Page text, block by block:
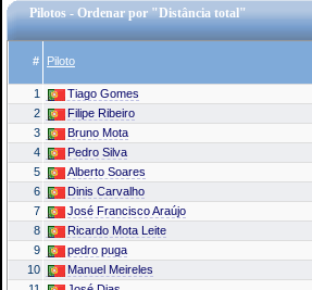
Pilotos - Ordenar por "Distância total"
# Piloto
1
Tiago Gomes
2
Filipe Ribeiro
3
Bruno Mota
4
Pedro Silva
5
Alberto Soares
6
Dinis Carvalho
7
José Francisco Araújo
8
Ricardo Mota Leite
9
pedro puga
10
Manuel Meireles